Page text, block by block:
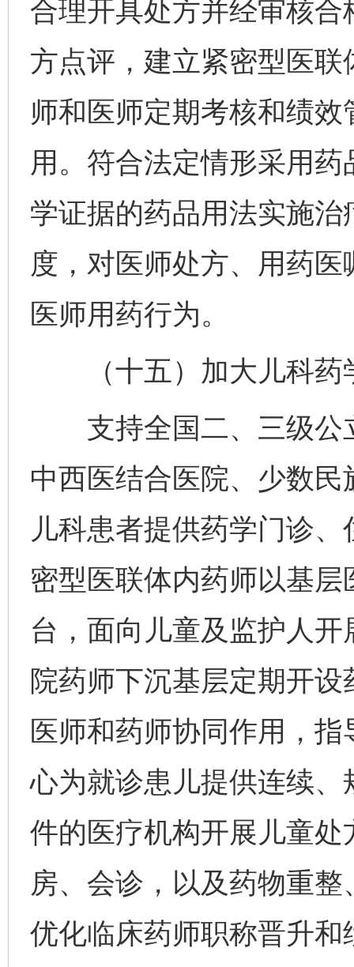
合理开具处方并经审核
方点评，建立紧密型医
师和医师定期考核和绩
用。符合法定情形采用
学证据的药品用法实施
度，对医师处方、用药
医师用药行为。
（十五）加大儿科药
支持全国二、三级公
中西医结合医院、少数
儿科患者提供药学门诊
密型医联体内药师以基
台，面向儿童及监护人
院药师下沉基层定期开
医师和药师协同作用，
心为就诊患儿提供连续
件的医疗机构开展儿童
房、会诊，以及药物重
优化临床药师职称晋升